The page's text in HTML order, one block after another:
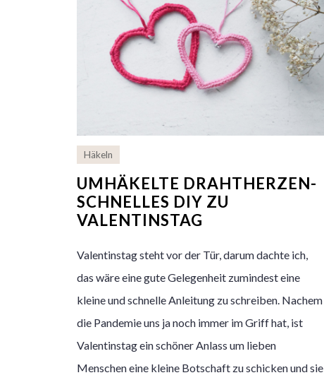
Häkeln
UMHÄKELTE DRAHTHERZEN-
SCHNELLES DIY ZU
VALENTINSTAG
Valentinstag steht vor der Tür, darum dachte ich,
das wäre eine gute Gelegenheit zumindest eine
kleine und schnelle Anleitung zu schreiben. Nachem
die Pandemie uns ja noch immer im Griff hat, ist
Valentinstag ein schöner Anlass um lieben
Menschen eine kleine Botschaft zu schicken und sie